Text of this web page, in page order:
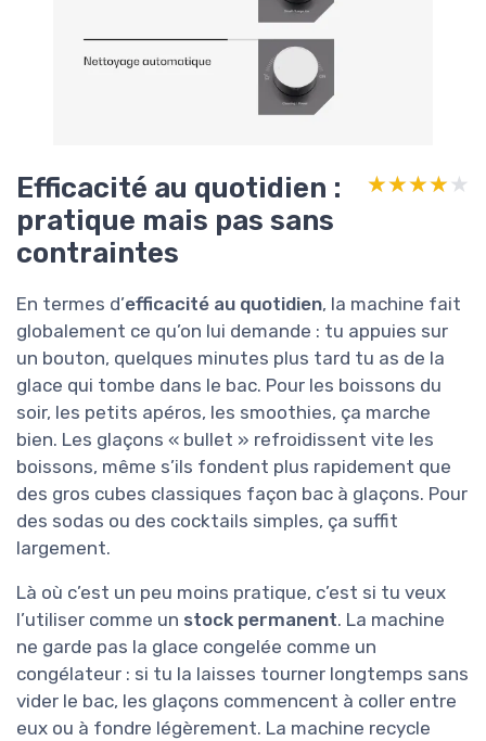
Efficacité au quotidien :
pratique mais pas sans
contraintes
★★★★★
★★★★★
En termes d’efficacité au quotidien, la machine fait
globalement ce qu’on lui demande : tu appuies sur
un bouton, quelques minutes plus tard tu as de la
glace qui tombe dans le bac. Pour les boissons du
soir, les petits apéros, les smoothies, ça marche
bien. Les glaçons « bullet » refroidissent vite les
boissons, même s’ils fondent plus rapidement que
des gros cubes classiques façon bac à glaçons. Pour
des sodas ou des cocktails simples, ça suffit
largement.
Là où c’est un peu moins pratique, c’est si tu veux
l’utiliser comme un stock permanent. La machine
ne garde pas la glace congelée comme un
congélateur : si tu la laisses tourner longtemps sans
vider le bac, les glaçons commencent à coller entre
eux ou à fondre légèrement. La machine recycle